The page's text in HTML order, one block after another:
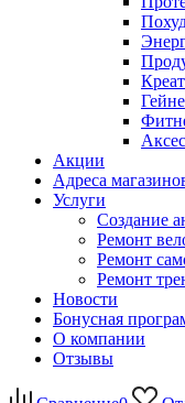
Акции
Адреса
Услуги
Создание
Ремонт
Ремонт
Ремонт
Новости
Бонусная
О компании
Отзывы